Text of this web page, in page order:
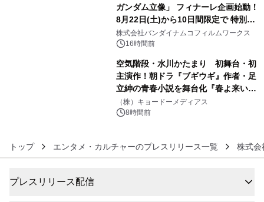
ガンダム立像」 フィナーレ企画始動！
8月22日(土)から10日間限定で 特別映
像『UNICORN GUNDAM Statue ―
BEYOND POSSIBILITY ―』を上映！
株式会社バンダイナムコフィルムワークス
16時間前
空気階段・水川かたまり 初舞台・初
主演作！朝ドラ『ブギウギ』作者・足
立紳の青春小説を舞台化『春よ来い、
マジで来い』キービジュアル解禁！
（株）キョードーメディアス
8時間前
トップ エンタメ・カルチャーのプレスリリース一覧 株式会
プレスリリース配信